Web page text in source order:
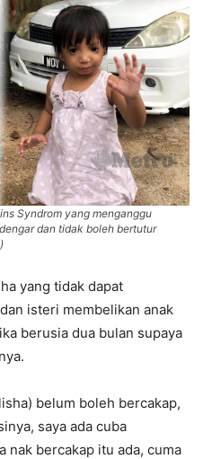
Syndrom yang menganggu
dan tidak boleh bertutur
yang tidak dapat
isteri membelikan anak
berusia dua bulan supaya
belum boleh bercakap,
saya ada cuba
nak bercakap itu ada, cuma